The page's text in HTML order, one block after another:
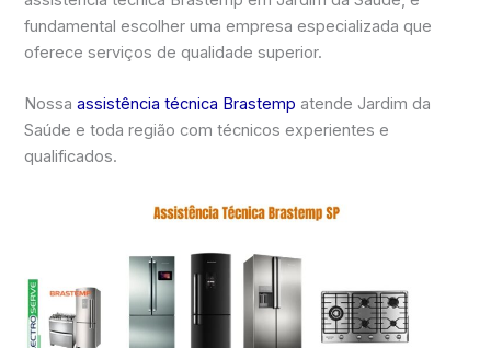
fundamental escolher uma empresa especializada que
oferece serviços de qualidade superior.
Nossaassistência técnica Brastemp atende Jardim da
Saúde e toda região com técnicos experientes e
qualificados.